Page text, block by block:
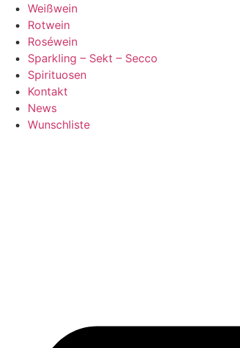
Zum
Inhalt
springen
Weißwein
Rotwein
Roséwein
Sparkling – Sekt – Secco
Spirituosen
Kontakt
News
Wunschliste